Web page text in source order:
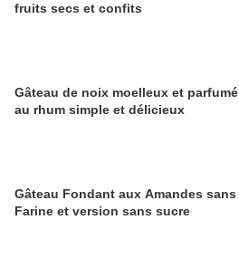
fruits secs et confits
Gâteau de noix moelleux et parfumé
au rhum simple et délicieux
Gâteau Fondant aux Amandes sans
Farine et version sans sucre